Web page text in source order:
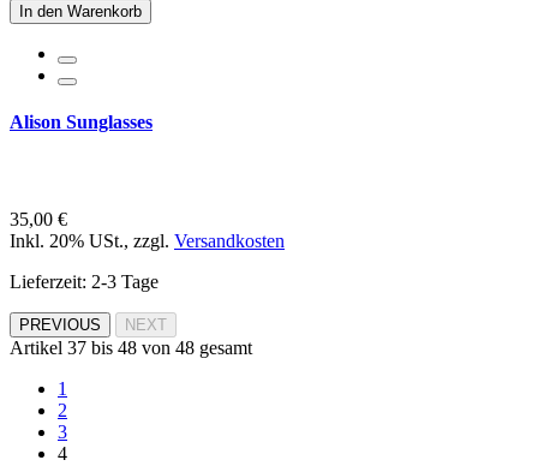
In den Warenkorb
Alison Sunglasses
35,00 €
Inkl. 20% USt., zzgl. Versandkosten
Lieferzeit: 2-3 Tage
PREVIOUS NEXT
Artikel 37 bis 48 von 48 gesamt
1
2
3
4